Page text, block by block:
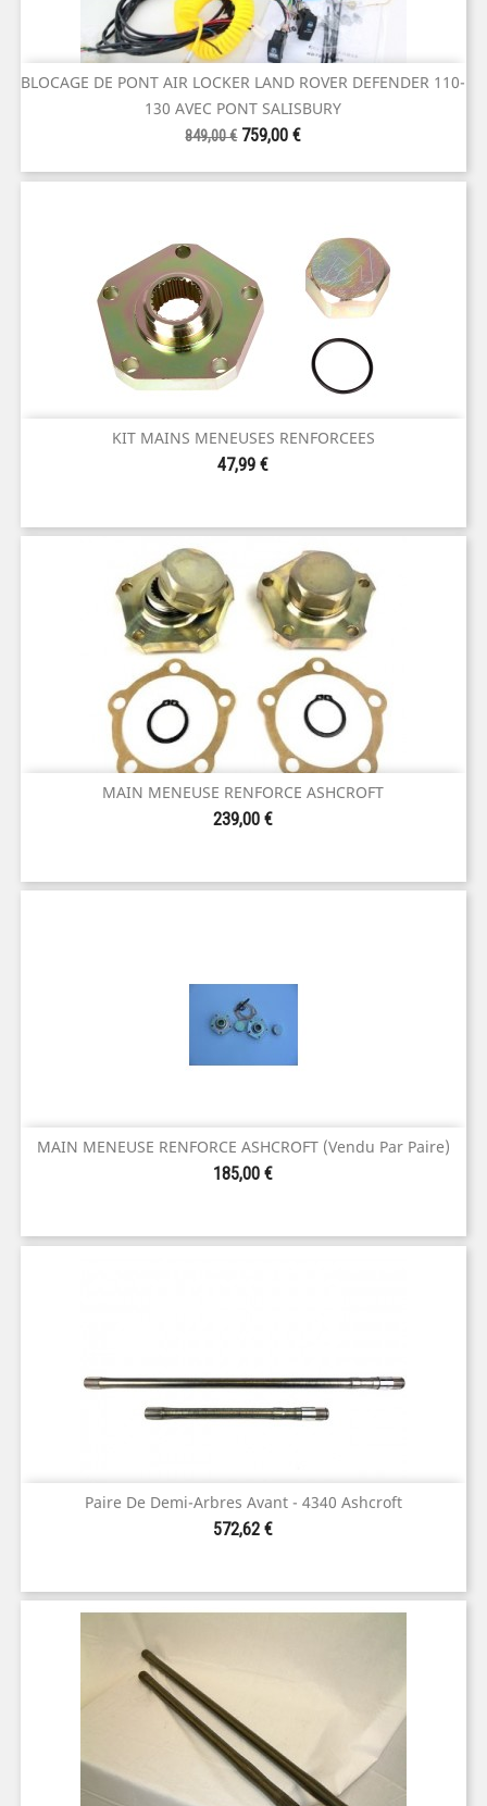
BLOCAGE DE PONT AIR LOCKER LAND ROVER DEFENDER 110-
130 AVEC PONT SALISBURY
Prix
base
849,00 € Prix
759,00 €
KIT MAINS MENEUSES RENFORCEES
Prix
47,99 €
MAIN MENEUSE RENFORCE ASHCROFT
Prix
239,00 €
MAIN MENEUSE RENFORCE ASHCROFT (vendu Par Paire)
Prix
185,00 €
Paire De Demi-Arbres Avant - 4340 Ashcroft
Prix
572,62 €